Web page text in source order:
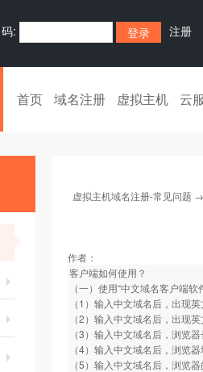
: 注册
首页 域名注册 虚拟主机 云
虚拟主机域名注册-常见问题
作者：
客户端如何使用？
（一）使用“中文域名客户端
（1）输入中文域名后，出现
（2）输入中文域名后，出现
（3）输入中文域名后，浏览
（4）输入中文域名后，浏览
（5）输入中文域名后，浏览